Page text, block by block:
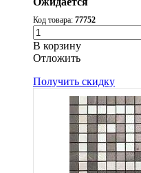
Код товара: 77752
В корзину
Oтложить
Получить скидку